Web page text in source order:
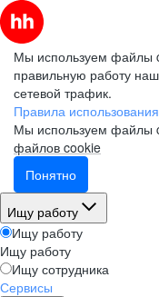
Мы используем файлы
правильную работу
сетевой трафик.
Правила
Мы используем файлы
файлов cookie
Понятно
Ищу работу
Ищу работу
Ищу работу
Ищу сотрудника
Сервисы